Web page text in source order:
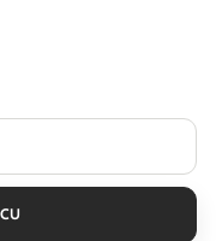
svjetiljka Technical